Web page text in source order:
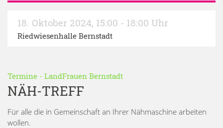
18. Oktober 2024, 15:00 - 18:00 Uhr
Riedwiesenhalle Bernstadt
Termine - LandFrauen Bernstadt
NÄH-TREFF
Für alle die in Gemeinschaft an Ihrer Nähmaschine arbeiten
wollen.